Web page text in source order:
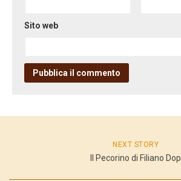
Sito web
NEXT STORY
Il Pecorino di Filiano Dop